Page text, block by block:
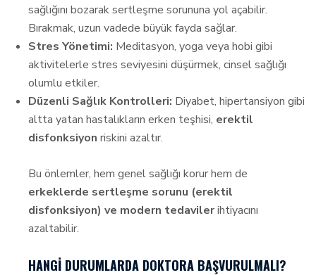
sağlığını bozarak sertleşme sorununa yol açabilir.
Bırakmak, uzun vadede büyük fayda sağlar.
Stres Yönetimi: Meditasyon, yoga veya hobi gibi
aktivitelerle stres seviyesini düşürmek, cinsel sağlığı
olumlu etkiler.
Düzenli Sağlık Kontrolleri: Diyabet, hipertansiyon gibi
altta yatan hastalıkların erken teşhisi, erektil
disfonksiyon riskini azaltır.
Bu önlemler, hem genel sağlığı korur hem de
erkeklerde sertleşme sorunu (erektil
disfonksiyon) ve modern tedavilerihtiyacını
azaltabilir.
HANGI DURUMLARDA DOKTORA BAŞVURULMALI?